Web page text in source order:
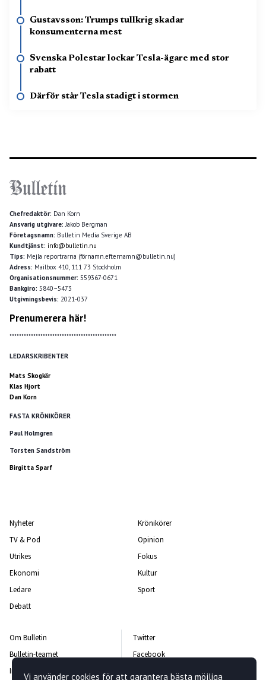
Gustavsson: Trumps tullkrig skadar
konsumenterna mest
Svenska Polestar lockar Tesla-ägare med stor
rabatt
Därför står Tesla stadigt i stormen
Chefredaktör: Dan Korn
Ansvarig utgivare:Jakob Bergman
Företagsnamn: Bulletin Media Sverige AB
Kundtjänst: info@bulletin.nu
Tips: Mejla reportrarna (förnamn.efternamn@bulletin.nu)
Adress: Mailbox 410, 111 73 Stockholm
Organisationsnummer: 559367-0671
Bankgiro: 5840–5473
Utgivningsbevis: 2021-037
Prenumerera här!
*********************************************
LEDARSKRIBENTER
Mats Skogkär
Klas Hjort
Dan Korn
FASTA KRÖNIKÖRER
Paul Holmgren
Torsten Sandström
Birgitta Sparf
Nyheter
TV & Pod
Utrikes
Ekonomi
Ledare
Debatt
Krönikörer
Opinion
Fokus
Kultur
Sport
Om Bulletin
Bulletin-teamet
Integritetspolicy
Twitter
Facebook
Vi använder cookies för att garantera bästa möjliga